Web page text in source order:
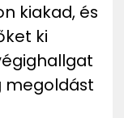
kiakad, és
ki
megoldást